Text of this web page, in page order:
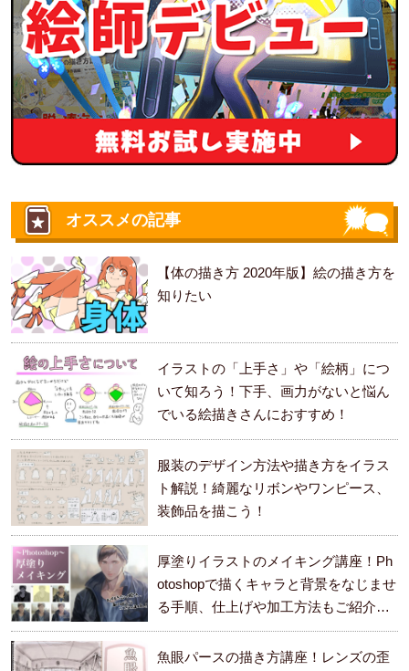
オススメの記事
【体の描き方 2020年版】絵の描き方を
知りたい
イラストの「上手さ」や「絵柄」につ
いて知ろう！下手、画力がないと悩ん
でいる絵描きさんにおすすめ！
服装のデザイン方法や描き方をイラス
ト解説！綺麗なリボンやワンピース、
装飾品を描こう！
厚塗りイラストのメイキング講座！Ph
otoshopで描くキャラと背景をなじませ
る手順、仕上げや加工方法もご紹介し
ます。
魚眼パースの描き方講座！レンズの歪